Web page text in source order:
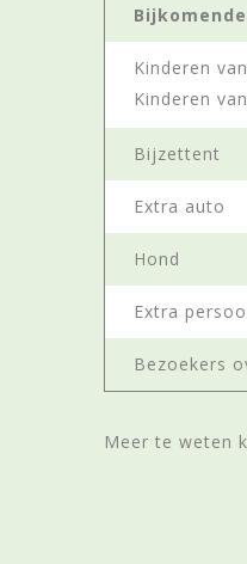
Kinderen
Kinderen
Bijzettent
Extra auto
Hond
Extra
Bezoekers
Meer te weten